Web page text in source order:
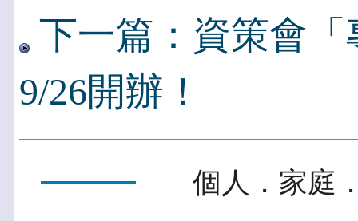
下一篇：資策會
9/26開辦！
個人．家庭